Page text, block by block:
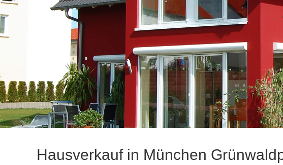
Hausverkauf in München